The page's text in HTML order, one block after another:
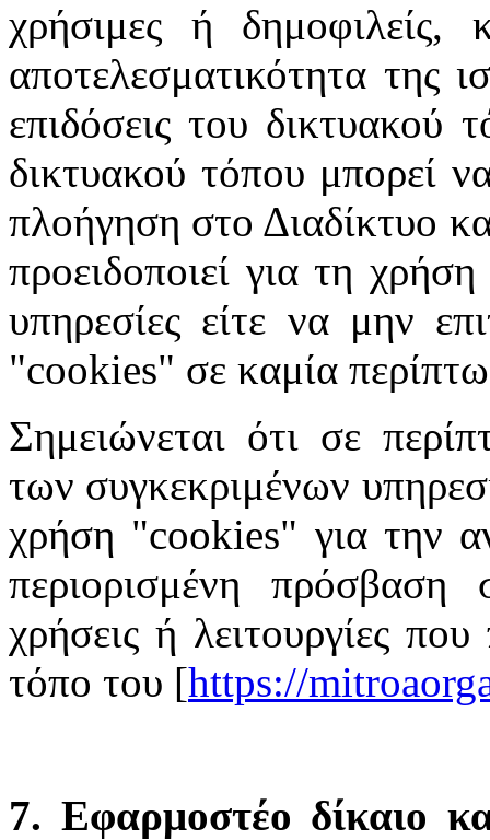
χρήσιμες ή
αποτελεσματικότητα της
επιδόσεις του δικτυακού
δικτυακού τόπου μπορεί
πλοήγηση στο Διαδίκτυο
προειδοποιεί για τη
υπηρεσίες είτε να μην
"cookies" σε καμία
Σημειώνεται ότι σε
των συγκεκριμένων
χρήση "cookies" για την
περιορισμένη πρόσβαση
χρήσεις ή λειτουργίες
τόπο του [https://
7. Εφαρμοστέο δίκαιο